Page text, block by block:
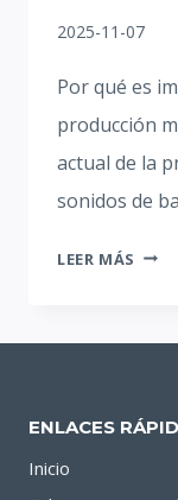
2025-11-07
Por qué es
producción
actual de la
sonidos de
LEER MÁS CÓMO
DE
ENLACES
Inicio